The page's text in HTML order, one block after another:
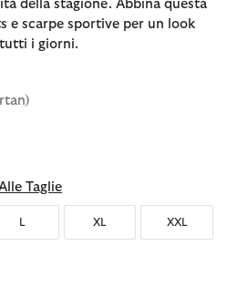
della stagione. Abbina questa
e scarpe sportive per un look
i giorni.
Taglie
L XL XXL